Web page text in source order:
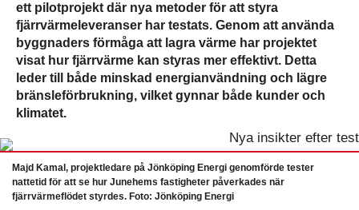
ett pilotprojekt där nya metoder för att styra
fjärrvärmeleveranser har testats. Genom att använda
byggnaders förmåga att lagra värme har projektet
visat hur fjärrvärme kan styras mer effektivt. Detta
leder till både minskad energianvändning och lägre
bränsleförbrukning, vilket gynnar både kunder och
klimatet.
Majd Kamal, projektledare på Jönköping Energi genomförde tester
nattetid för att se hur Junehems fastigheter påverkades när
fjärrvärmeflödet styrdes. Foto: Jönköping Energi